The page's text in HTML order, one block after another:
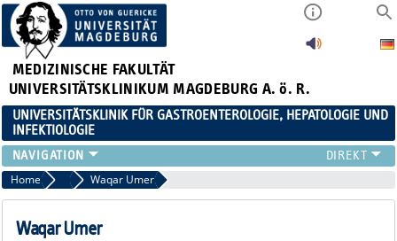
MEDIZINISCHE FAKULTÄT
UNIVERSITÄTSKLINIKUM MAGDEBURG A. ö. R.
UNIVERSITÄTSKLINIK FÜR GASTROENTEROLOGIE, HEPATOLOGIE UND
INFEKTIOLOGIE
TEAM
KLINIK
ZUWEISER
Home Assistenzärzt:innen
Waqar Umer
Waqar Umer